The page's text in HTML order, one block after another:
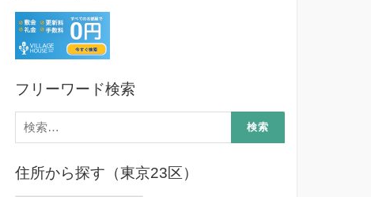
フリーワード検索
検
索:
住所から探す（東京23区）